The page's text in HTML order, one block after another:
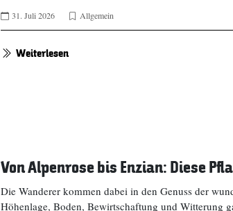
31. Juli 2026 Allgemein
Weiterlesen
Von Alpenrose bis Enzian: Diese
Die Wanderer kommen dabei in den Genuss der
Höhenlage, Boden, Bewirtschaftung und Witterung